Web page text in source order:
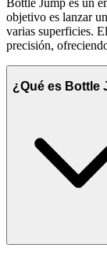
objetivo es lanzar
varias superficies.
precisión,
¿Qué es Bottle